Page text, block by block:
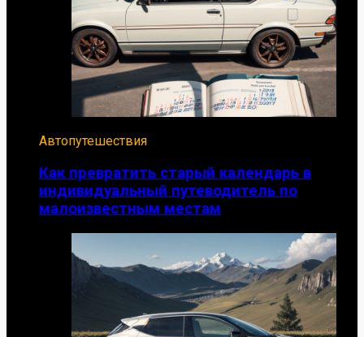
Автопутешествия
Как превратить старый календарь в
индивидуальный путеводитель по
малоизвестным местам